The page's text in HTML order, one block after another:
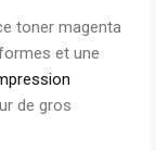
toner magenta
et une
de gros